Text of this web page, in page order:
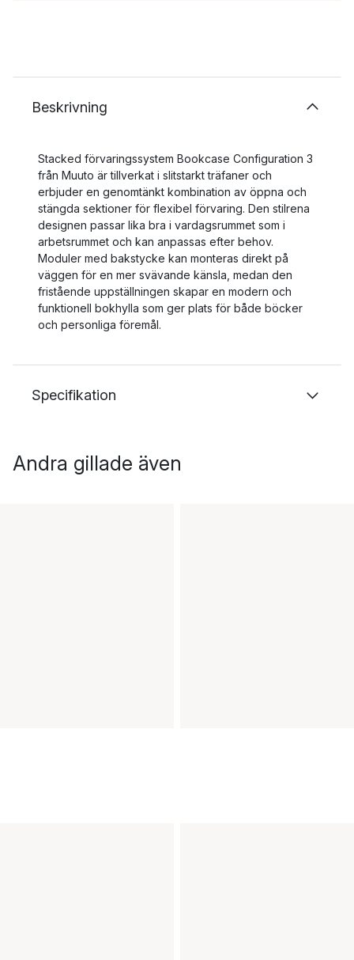
Beskrivning
Stacked förvaringssystem Bookcase Configuration 3
från Muuto är tillverkat i slitstarkt träfaner och
erbjuder en genomtänkt kombination av öppna och
stängda sektioner för flexibel förvaring. Den stilrena
designen passar lika bra i vardagsrummet som i
arbetsrummet och kan anpassas efter behov.
Moduler med bakstycke kan monteras direkt på
väggen för en mer svävande känsla, medan den
fristående uppställningen skapar en modern och
funktionell bokhylla som ger plats för både böcker
och personliga föremål.
Specifikation
Andra gillade även